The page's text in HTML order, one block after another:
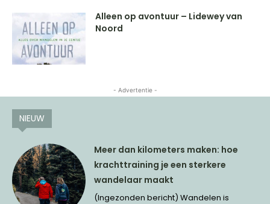
Alleen op avontuur – Lidewey van
Noord
- Advertentie -
NIEUW
Meer dan kilometers maken: hoe
krachttraining je een sterkere
wandelaar maakt
(Ingezonden bericht) Wandelen is